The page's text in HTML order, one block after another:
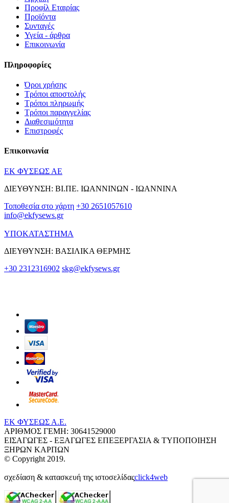
Προφίλ Εταιρίας
Προϊόντα
Συνταγές
Υγεία - άρθρα
Επικοινωνία
Πληροφορίες
Όροι χρήσης
Τρόποι αποστολής
Τρόποι πληρωμής
Τρόποι παραγγελίας
Διαθεσιμότητα
Επιστροφές
Επικοινωνία
ΕΚ ΦΥΣΕΩΣ ΑΕ
ΔΙΕΥΘΥΝΣΗ: ΒΙ.ΠΕ. ΙΩΑΝΝΙΝΩΝ - ΙΩΑΝΝΙΝΑ
Τοποθεσία στο χάρτη +30 2651057610
info@ekfysews.gr
ΥΠΟΚΑΤΑΣΤΗΜΑ
ΔΙΕΥΘΥΝΣΗ: ΒΑΣΙΛΙΚΑ ΘΕΡΜΗΣ
+30 2312316902 skg@ekfysews.gr
ΕΚ ΦΥΣΕΩΣ Α.Ε.
ΑΡΙΘΜΟΣ ΓΕΜΗ: 30641529000
ΕΙΣΑΓΩΓΕΣ - ΕΞΑΓΩΓΕΣ ΕΠΕΞΕΡΓΑΣΙΑ & ΤΥΠΟΠΟΙΗΣΗ
ΞΗΡΩΝ ΚΑΡΠΩΝ
© Copyright 2019.
σχεδίαση & κατασκευή της ιστοσελίδαςclick4web